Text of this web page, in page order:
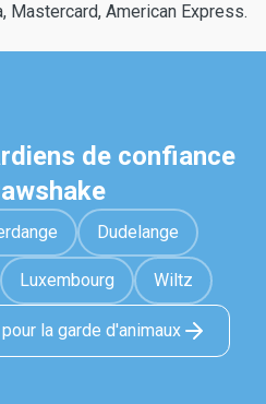
Mastercard, American Express.
de confiance
Dudelange
Luxembourg Wiltz
la garde d'animaux